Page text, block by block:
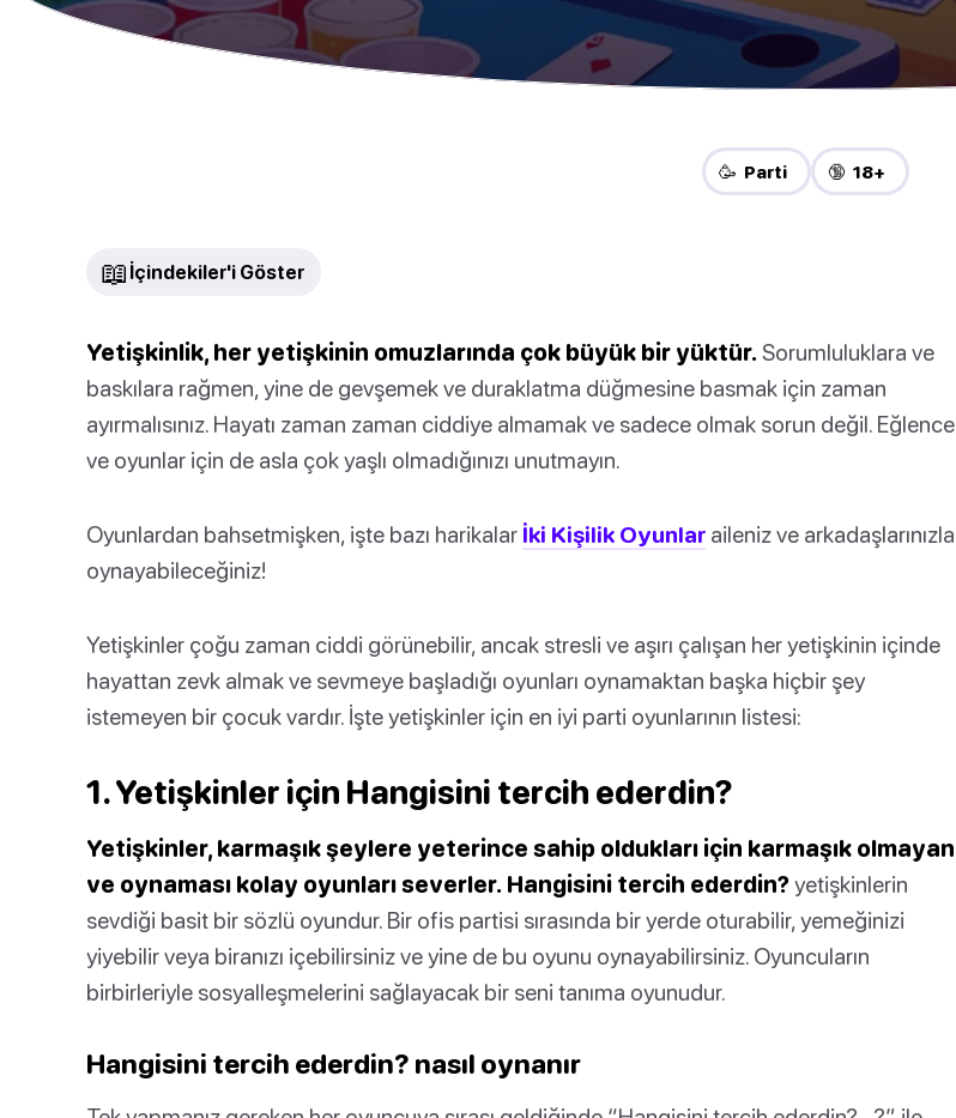
🥳 Parti 🔞 18+
📖 İçindekiler'i Göster
Yetişkinlik, her yetişkinin omuzlarında çok büyük bir yüktür. Sorumluluklara ve
baskılara rağmen, yine de gevşemek ve duraklatma düğmesine basmak için zaman
ayırmalısınız. Hayatı zaman zaman ciddiye almamak ve sadece olmak sorun değil. Eğlence
ve oyunlar için de asla çok yaşlı olmadığınızı unutmayın.
Oyunlardan bahsetmişken, işte bazı harikalar İki Kişilik Oyunlar aileniz ve arkadaşlarınızla
oynayabileceğiniz!
Yetişkinler çoğu zaman ciddi görünebilir, ancak stresli ve aşırı çalışan her yetişkinin içinde
hayattan zevk almak ve sevmeye başladığı oyunları oynamaktan başka hiçbir şey
istemeyen bir çocuk vardır. İşte yetişkinler için en iyi parti oyunlarının listesi:
1. Yetişkinler için Hangisini tercih ederdin?
Yetişkinler, karmaşık şeylere yeterince sahip oldukları için karmaşık olmayan
ve oynaması kolay oyunları severler. Hangisini tercih ederdin?yetişkinlerin
sevdiği basit bir sözlü oyundur. Bir ofis partisi sırasında bir yerde oturabilir, yemeğinizi
yiyebilir veya biranızı içebilirsiniz ve yine de bu oyunu oynayabilirsiniz. Oyuncuların
birbirleriyle sosyalleşmelerini sağlayacak bir seni tanıma oyunudur.
Hangisini tercih ederdin? nasıl oynanır